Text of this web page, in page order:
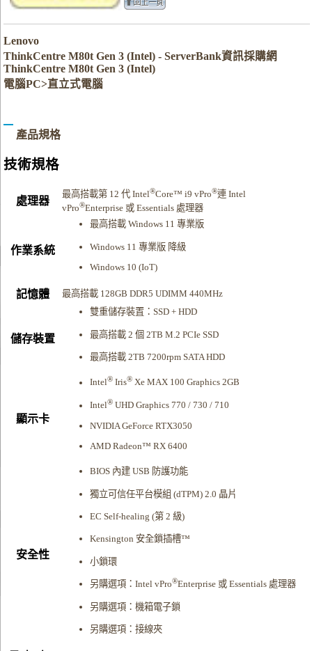
Lenovo
ThinkCentre M80t Gen 3 (Intel) - ServerBank資訊採購網
ThinkCentre M80t Gen 3 (Intel)
電腦PC>直立式電腦
產品規格
技術規格
處理器
最高搭載第 12 代 Intel®Core™ i9 vPro®連 Intel
vPro®Enterprise 或 Essentials 處理器
作業系統
最高搭載 Windows 11 專業版
Windows 11 專業版 降級
Windows 10 (IoT)
記憶體 最高搭載 128GB DDR5 UDIMM 440MHz
儲存裝置
雙重儲存裝置：SSD + HDD
最高搭載 2 個 2TB M.2 PCIe SSD
最高搭載 2TB 7200rpm SATA HDD
顯示卡
Intel® Iris® Xe MAX 100 Graphics 2GB
Intel® UHD Graphics 770 / 730 / 710
NVIDIA GeForce RTX3050
AMD Radeon™ RX 6400
安全性
BIOS 內建 USB 防護功能
獨立可信任平台模組 (dTPM) 2.0 晶片
EC Self-healing (第 2 級)
Kensington 安全鎖插槽™
小鎖環
另購選項：Intel vPro®Enterprise 或 Essentials 處理器
另購選項：機箱電子鎖
另購選項：接線夾